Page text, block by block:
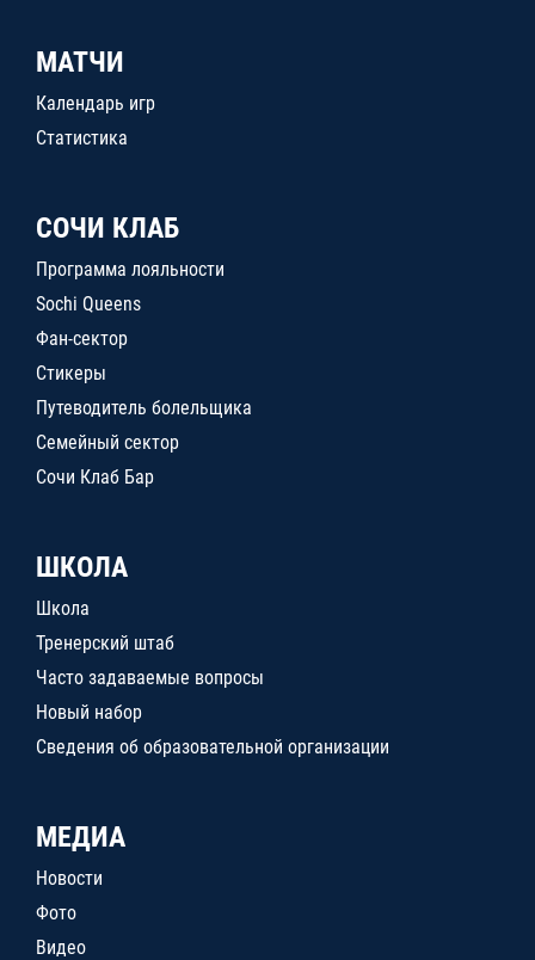
МАТЧИ
Календарь игр
Статистика
СОЧИ КЛАБ
Программа лояльности
Sochi Queens
Фан-сектор
Стикеры
Путеводитель болельщика
Семейный сектор
Сочи Клаб Бар
ШКОЛА
Школа
Тренерский штаб
Часто задаваемые вопросы
Новый набор
Сведения об образовательной организации
МЕДИА
Новости
Фото
Видео